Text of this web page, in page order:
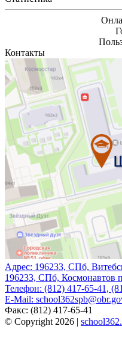
Контакты
Адрес: 196233, СПб,
196233, СПб, Космонавтов
Телефон: (812) 417-65-41,
E-Mail:
Факс: (812) 417-65-41
© Copyright 2026 |